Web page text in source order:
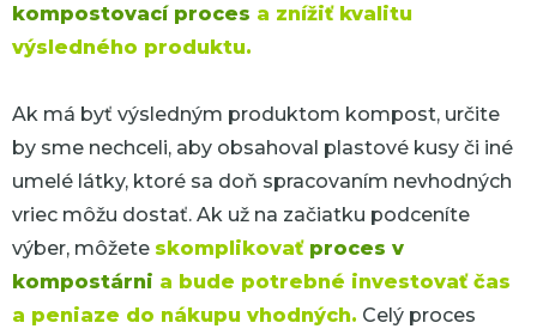
kompostovací proces a znížiť kvalitu
výsledného produktu.
Ak má byť výsledným produktom kompost, určite
by sme nechceli, aby obsahoval plastové kusy či iné
umelé látky, ktoré sa doň spracovaním nevhodných
vriec môžu dostať. Ak už na začiatku podceníte
výber, môžete skomplikovaťproces v
kompostárni a bude potrebné investovať čas
a peniaze do nákupu vhodných. Celý proces